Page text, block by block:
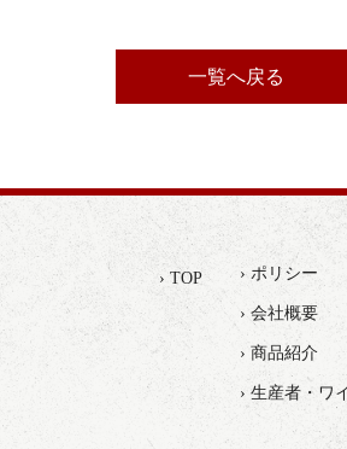
一覧へ戻る
› TOP › ポリシー
› 会社概要
› 商品紹介
› 生産者・ワ